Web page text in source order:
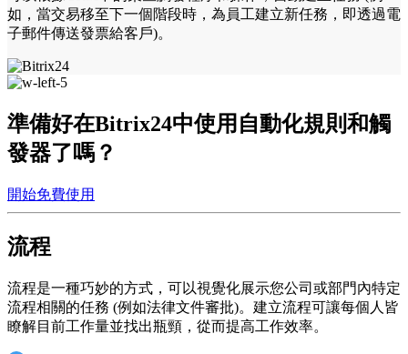
如，當交易移至下一個階段時，為員工建立新任務，即透過電
子郵件傳送發票給客戶)。
準備好在Bitrix24中使用自動化規則和觸
發器了嗎？
開始免費使用
流程
流程是一種巧妙的方式，可以視覺化展示您公司或部門內特定
流程相關的任務 (例如法律文件審批)。建立流程可讓每個人皆
瞭解目前工作量並找出瓶頸，從而提高工作效率。